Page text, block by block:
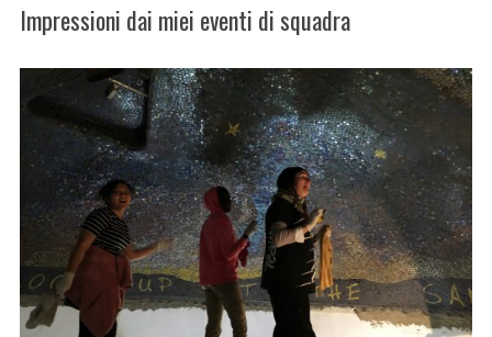
Impressioni dai miei eventi di squadra
r
o
: